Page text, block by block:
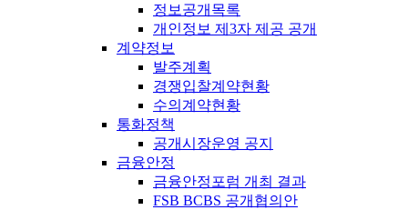
정보공개목록
개인정보 제3자 제공 공개
계약정보
발주계획
경쟁입찰계약현황
수의계약현황
통화정책
공개시장운영 공지
금융안정
금융안정포럼 개최 결과
FSB BCBS 공개협의안